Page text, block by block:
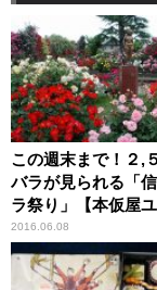
この週末まで！２,
バラが見られる「
ラ祭り」【本仮屋
のココロエ】
2016.06.08